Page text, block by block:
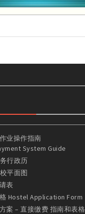
业操作指南
System Guide
行政历
平面图
表
Hostel Application Form
案 – 直接缴费 指南和表格